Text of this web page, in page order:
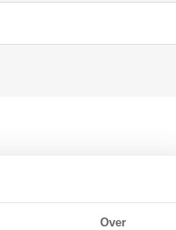
Over